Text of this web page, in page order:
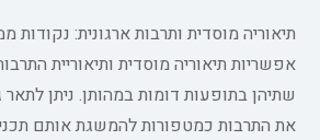
תיאוריה מוסדית ותרבות ארגונית: נקודות
אפשריות תיאוריה מוסדית ותיאוריית
שתיהן בתופעות דומות במהותן. ניתן
את התרבות כמטפורות להמשגת אותם